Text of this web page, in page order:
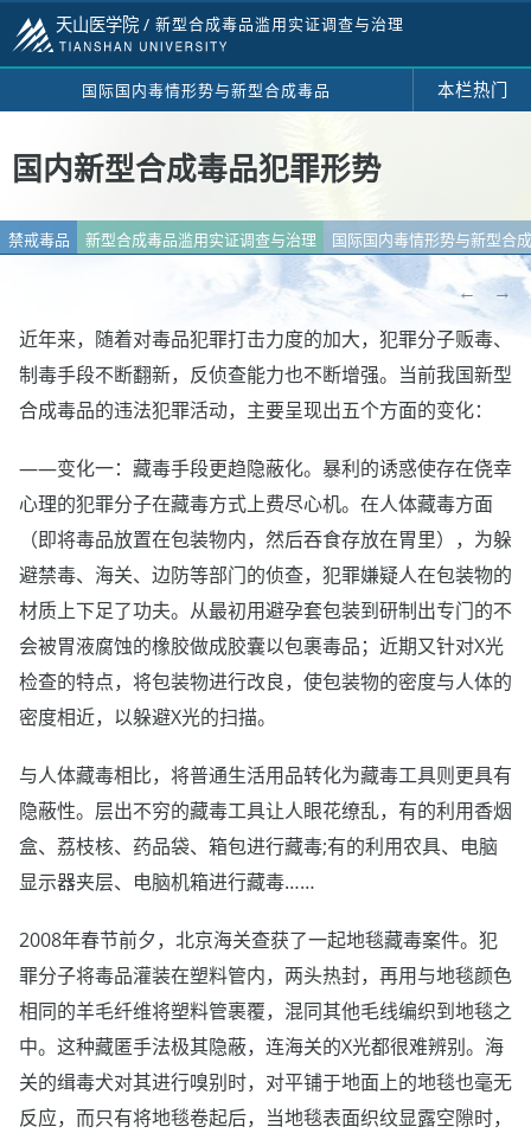
天山医学院 / 新型合成毒品滥用实证调查与治理
国际国内毒情形势与新型合成毒品 本栏热门
国内新型合成毒品犯罪形势
禁戒毒品 新型合成毒品滥用实证调查与治理 国际国内毒情形势与新型合
←
→
近年来，随着对毒品犯罪打击力度的加大，犯罪分子贩毒、
制毒手段不断翻新，反侦查能力也不断增强。当前我国新型
合成毒品的违法犯罪活动，主要呈现出五个方面的变化：
——变化一：藏毒手段更趋隐蔽化。暴利的诱惑使存在侥幸
心理的犯罪分子在藏毒方式上费尽心机。在人体藏毒方面
（即将毒品放置在包装物内，然后吞食存放在胃里），为躲
避禁毒、海关、边防等部门的侦查，犯罪嫌疑人在包装物的
材质上下足了功夫。从最初用避孕套包装到研制出专门的不
会被胃液腐蚀的橡胶做成胶囊以包裹毒品；近期又针对X光
检查的特点，将包装物进行改良，使包装物的密度与人体的
密度相近，以躲避X光的扫描。
与人体藏毒相比，将普通生活用品转化为藏毒工具则更具有
隐蔽性。层出不穷的藏毒工具让人眼花缭乱，有的利用香烟
盒、荔枝核、药品袋、箱包进行藏毒;有的利用农具、电脑
显示器夹层、电脑机箱进行藏毒……
2008年春节前夕，北京海关查获了一起地毯藏毒案件。犯
罪分子将毒品灌装在塑料管内，两头热封，再用与地毯颜色
相同的羊毛纤维将塑料管裹覆，混同其他毛线编织到地毯之
中。这种藏匿手法极其隐蔽，连海关的X光都很难辨别。海
关的缉毒犬对其进行嗅别时，对平铺于地面上的地毯也毫无
反应，而只有将地毯卷起后，当地毯表面织纹显露空隙时，